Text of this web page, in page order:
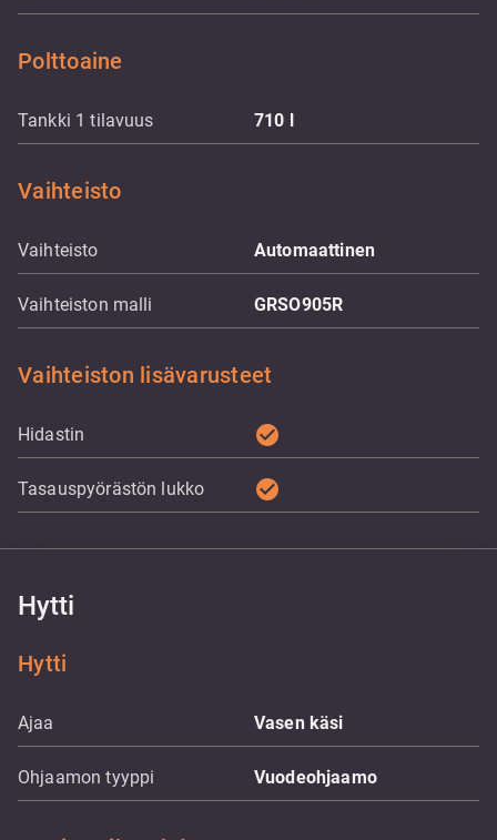
Polttoaine
Tankki 1 tilavuus 710 l
Vaihteisto
Vaihteisto Automaattinen
Vaihteiston malli GRSO905R
Vaihteiston lisävarusteet
Hidastin check_circle
Tasauspyörästön lukko check_circle
Hytti
Hytti
Ajaa Vasen käsi
Ohjaamon tyyppi Vuodeohjaamo